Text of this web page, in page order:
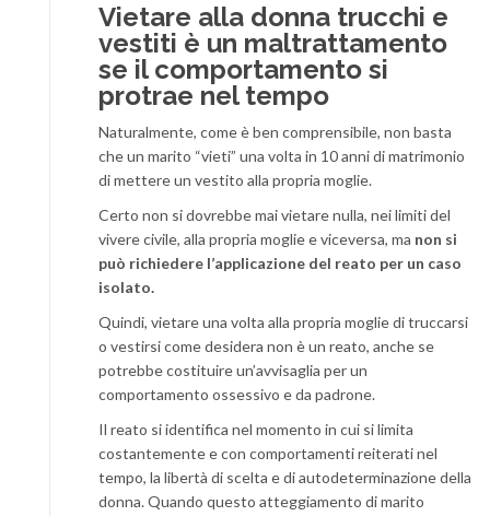
Vietare alla donna trucchi e
vestiti è un maltrattamento
se il comportamento si
protrae nel tempo
Naturalmente, come è ben comprensibile, non basta
che un marito “vieti” una volta in 10 anni di matrimonio
di mettere un vestito alla propria moglie.
Certo non si dovrebbe mai vietare nulla, nei limiti del
vivere civile, alla propria moglie e viceversa, ma non si
può richiedere l’applicazione del reato per un caso
isolato.
Quindi, vietare una volta alla propria moglie di truccarsi
o vestirsi come desidera non è un reato, anche se
potrebbe costituire un’avvisaglia per un
comportamento ossessivo e da padrone.
Il reato si identifica nel momento in cui si limita
costantemente e con comportamenti reiterati nel
tempo, la libertà di scelta e di autodeterminazione della
donna. Quando questo atteggiamento di marito